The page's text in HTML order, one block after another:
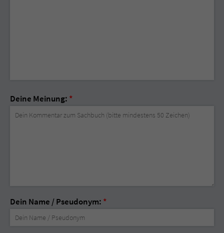
Deine Meinung: *
Dein Name / Pseudonym: *